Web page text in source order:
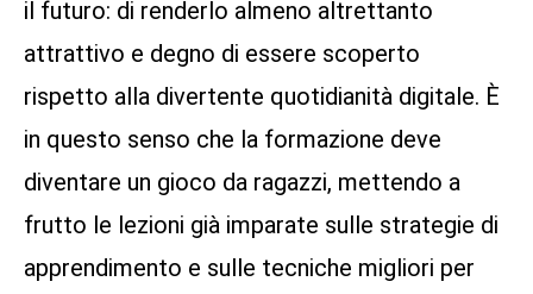
il futuro: di renderlo almeno altrettanto
attrattivo e degno di essere scoperto
rispetto alla divertente quotidianità digitale. È
in questo senso che la formazione deve
diventare un gioco da ragazzi, mettendo a
frutto le lezioni già imparate sulle strategie di
apprendimento e sulle tecniche migliori per